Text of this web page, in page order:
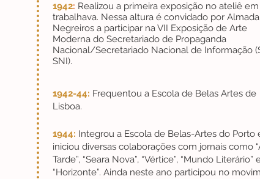
1942: Realizou a primeira exposição no ateliê
trabalhava. Nessa altura é convidado por Almada
Negreiros a participar na VII Exposição de Arte
Moderna do Secretariado de Propaganda
Nacional/Secretariado Nacional de Informação
SNI).
1942-44: Frequentou a Escola de Belas Artes de
Lisboa.
1944: Integrou a Escola de Belas-Artes do Porto
iniciou diversas colaborações com jornais como
Tarde”, “Seara Nova”, “Vértice”, “Mundo Literário”
“Horizonte”. Ainda neste ano participou no